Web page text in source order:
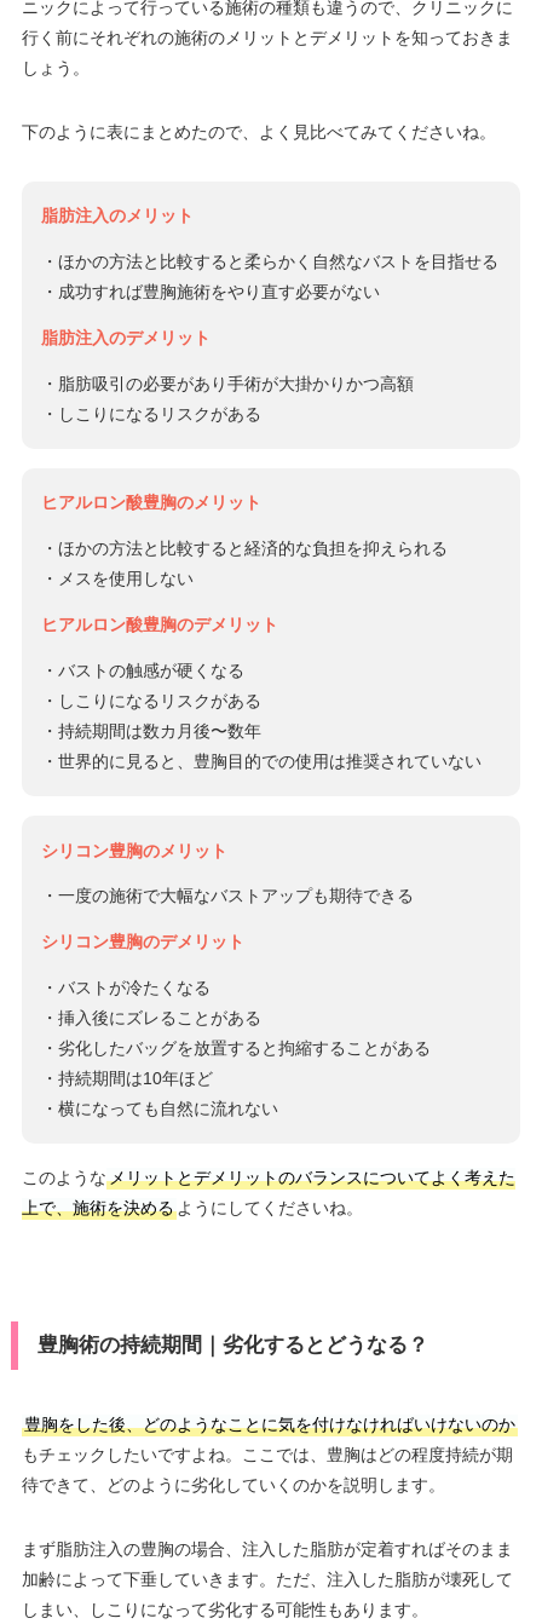
ニックによって行っている施術の種類も違うので、クリニックに
行く前にそれぞれの施術のメリットとデメリットを知っておきま
しょう。
下のように表にまとめたので、よく見比べてみてくださいね。
脂肪注入のメリット
・ほかの方法と比較すると柔らかく自然なバストを目指せる
・成功すれば豊胸施術をやり直す必要がない
脂肪注入のデメリット
・脂肪吸引の必要があり手術が大掛かりかつ高額
・しこりになるリスクがある
ヒアルロン酸豊胸のメリット
・ほかの方法と比較すると経済的な負担を抑えられる
・メスを使用しない
ヒアルロン酸豊胸のデメリット
・バストの触感が硬くなる
・しこりになるリスクがある
・持続期間は数カ月後〜数年
・世界的に見ると、豊胸目的での使用は推奨されていない
シリコン豊胸のメリット
・一度の施術で大幅なバストアップも期待できる
シリコン豊胸のデメリット
・バストが冷たくなる
・挿入後にズレることがある
・劣化したバッグを放置すると拘縮することがある
・持続期間は10年ほど
・横になっても自然に流れない
このようなメリットとデメリットのバランスについてよく考えた
上で、施術を決めるようにしてくださいね。
豊胸術の持続期間｜劣化するとどうなる？
豊胸をした後、どのようなことに気を付けなければいけないのか
もチェックしたいですよね。ここでは、豊胸はどの程度持続が期
待できて、どのように劣化していくのかを説明します。
まず脂肪注入の豊胸の場合、注入した脂肪が定着すればそのまま
加齢によって下垂していきます。ただ、注入した脂肪が壊死して
しまい、しこりになって劣化する可能性もあります。